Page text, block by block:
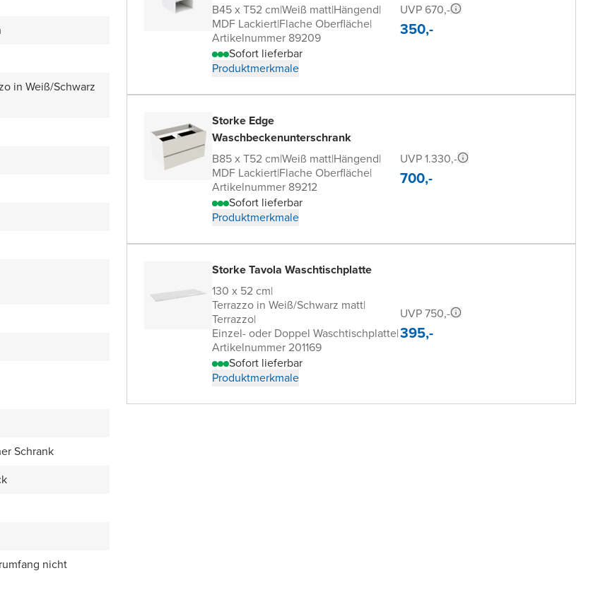
in Weiß/Schwarz
Schrank
nicht
B45 x T52 cm|Weiß matt|Hängend|
MDF Lackiert|Flache Oberfläche|
Artikelnummer 89209
Sofort lieferbar
Produktmerkmale
UVP 670,-
350,-
Storke Edge
Waschbeckenunterschrank
B85 x T52 cm|Weiß matt|Hängend|
MDF Lackiert|Flache Oberfläche|
Artikelnummer 89212
Sofort lieferbar
Produktmerkmale
UVP 1.330,-
700,-
Storke Tavola Waschtischplatte
130 x 52 cm|
Terrazzo in Weiß/Schwarz matt|
Terrazzo|
Einzel- oder Doppel Waschtischplatte|
Artikelnummer 201169
Sofort lieferbar
Produktmerkmale
UVP 750,-
395,-